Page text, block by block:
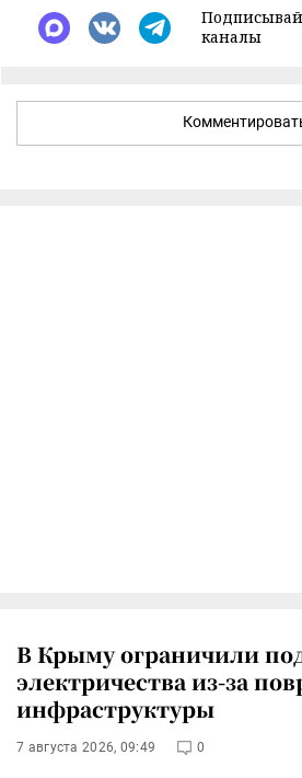
каналы
В Крыму ограничили
электричества из-за
инфраструктуры
7 августа 2026, 09:49 0